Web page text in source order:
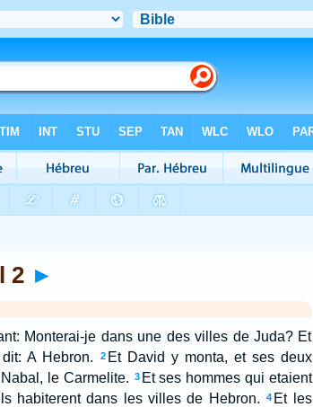
2 ►
Monterai-je dans une des villes de Juda? Et
A Hebron.
2 Et David y monta, et ses deux
le Carmelite. 3 Et ses hommes qui etaient
habiterent dans les villes de Hebron.
4 Et les